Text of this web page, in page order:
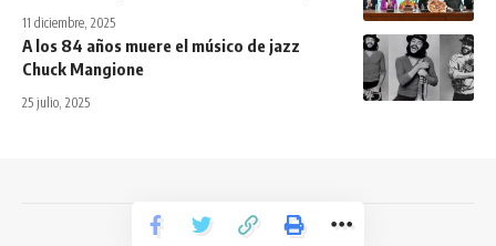
11 diciembre, 2025
A los 84 años muere el músico de jazz
Chuck Mangione
25 julio, 2025
Todos los derechos reservados